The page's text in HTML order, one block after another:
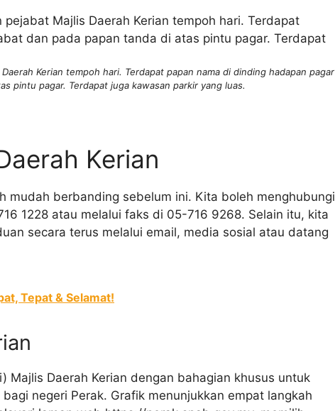
Kerian tempoh hari. Terdapat papan nama di dinding hadapan pagar
pintu pagar. Terdapat juga kawasan parkir yang luas.
Kerian
mudah berbanding sebelum ini. Kita boleh menghubungi
1228 atau melalui faks di 05-716 9268. Selain itu, kita
secara terus melalui email, media sosial atau datang
Tepat & Selamat!